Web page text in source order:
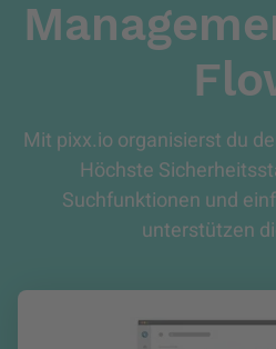
Mit pixx.io organisierst du
Höchste
Suchfunktionen und
unterstützen